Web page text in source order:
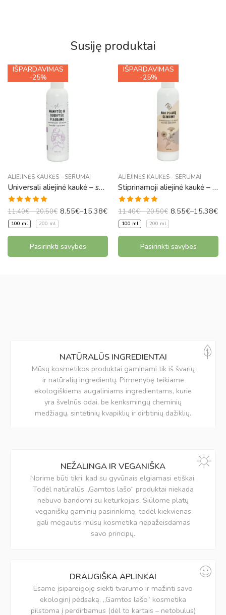
Susiję produktai
IŠPARDAVIMAS
-25%
ALIEJINĖS KAUKĖS - SERUMAI
Universali aliejinė kaukė – serumas „Mamytės ir dukrytės plaukams“
Įvertinimas:
11.40€–20.50€ 8.55€–15.38€
100 ml 200 ml
Pasirinkti savybes
IŠPARDAVIMAS
-25%
ALIEJINĖS KAUKĖS - SERUMAI
Stiprinamoji aliejinė kaukė – serumas nuo plaukų slinkimo
Įvertinimas:
11.40€–20.50€ 8.55€–15.38€
100 ml 200 ml
Pasirinkti savybes
NATŪRALŪS INGREDIENTAI
Mūsų kosmetikos produktai gaminami tik iš švarių
ir natūralių ingredientų. Pirmenybę teikiame
ekologiškiems augaliniams ingredientams, kurie
yra švelnūs odai, be kenksmingų cheminių
medžiagų, sintetinių kvapiklių ir dirbtinių dažiklių.
NEŽALINGA IR VEGANIŠKA
Norime būti tikri, kad su gyvūnais elgiamasi etiškai.
Todėl natūralūs „Gamtos lašo“ produktai niekada
nebuvo bandomi su keturkojais. Siūlome platų
veganiškų gaminių pasirinkimą, todėl kiekvienas
gali mėgautis mūsų kosmetika nepažeisdamas
savo principų.
DRAUGIŠKA APLINKAI
Esame įsipareigoję siekti tvarumo ir mažinti savo
ekologinį pėdsaką. „Gamtos lašo“ kosmetika
pilstoma į perdirbamus (dėl to kartais – netobulus)